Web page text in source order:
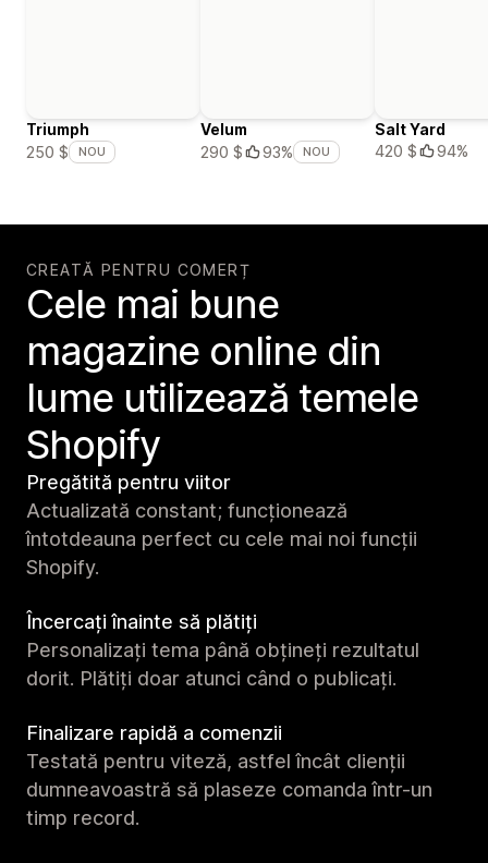
Triumph
250 $
NOU
Velum
290 $
93% NOU
Salt Yard
420 $
94%
CREATĂ PENTRU COMERȚ
Cele mai bune
magazine online din
lume utilizează temele
Shopify
Pregătită pentru viitor
Actualizată constant; funcționează
întotdeauna perfect cu cele mai noi funcții
Shopify.
Încercați înainte să plătiți
Personalizați tema până obțineți rezultatul
dorit. Plătiți doar atunci când o publicați.
Finalizare rapidă a comenzii
Testată pentru viteză, astfel încât clienții
dumneavoastră să plaseze comanda într-un
timp record.